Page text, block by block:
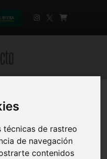
técnicas de rastreo
de navegación
contenidos